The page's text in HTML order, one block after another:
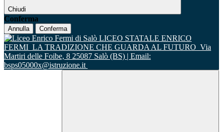
Chiudi
Conferma
Annulla Conferma
LICEO STATALE ENRICO
FERMI LA TRADIZIONE CHE GUARDA AL FUTURO Via
Martiri delle Foibe, 8 25087 Salò (BS) | Email:
bsps05000x@istruzione.it